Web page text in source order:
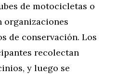
de motocicletas o
organizaciones
de conservación. Los
recolectan
y luego se